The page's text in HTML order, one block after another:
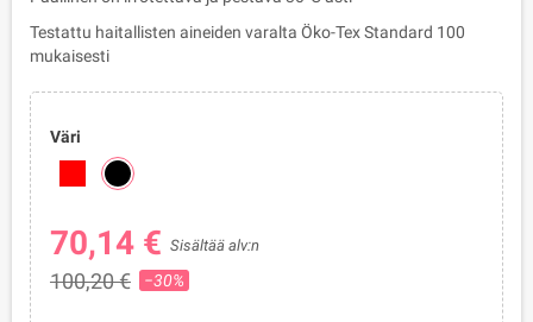
Testattu haitallisten aineiden varalta Öko-Tex Standard 100
mukaisesti
Väri
70,14 € Sisältää alv:n
100,20 € −30%